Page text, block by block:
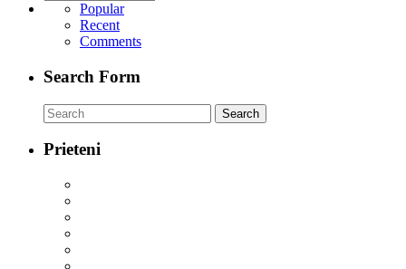
Popular
Recent
Comments
Search Form
Prieteni